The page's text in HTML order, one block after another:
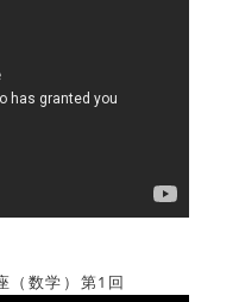
（数学）第1回